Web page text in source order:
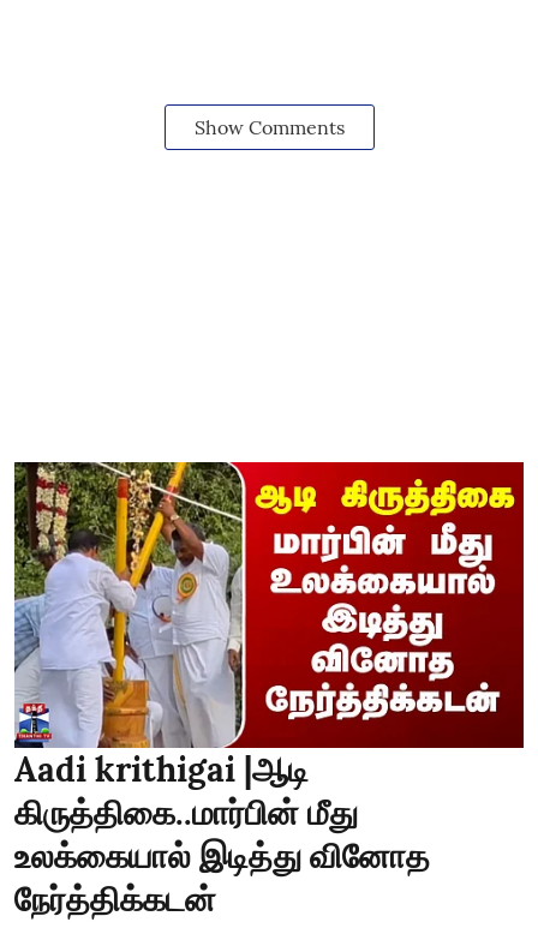
Show Comments
Aadi krithigai |ஆடி
கிருத்திகை..மார்பின் மீது
உலக்கையால் இடித்து வினோத
நேர்த்திக்கடன்